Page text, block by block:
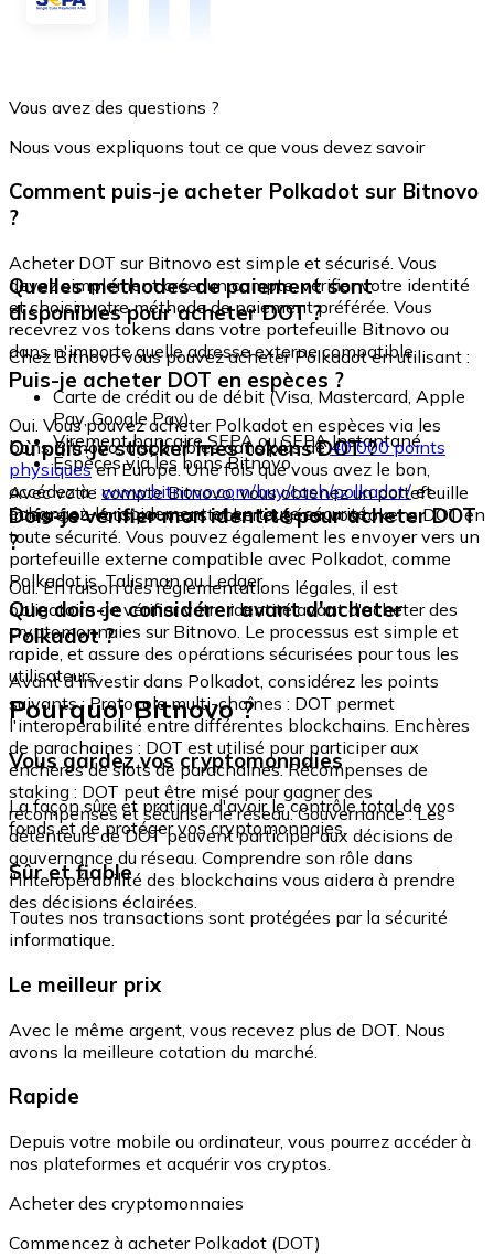
Vous avez des questions ?
Nous vous expliquons tout ce que vous devez savoir
Comment puis-je acheter Polkadot sur Bitnovo
?
Acheter DOT sur Bitnovo est simple et sécurisé. Vous
devez simplement créer un compte, vérifier votre identité
et choisir votre méthode de paiement préférée. Vous
recevrez vos tokens dans votre portefeuille Bitnovo ou
dans n'importe quelle adresse externe compatible.
Quelles méthodes de paiement sont
disponibles pour acheter DOT ?
Chez Bitnovo vous pouvez acheter Polkadot en utilisant :
Carte de crédit ou de débit (Visa, Mastercard, Apple
Pay, Google Pay)
Virement bancaire SEPA ou SEPA Instantané
Espèces via les bons Bitnovo
Puis-je acheter DOT en espèces ?
Oui. Vous pouvez acheter Polkadot en espèces via les
bons Bitnovo, disponibles dans plus de40 000 points
physiquesen Europe. Une fois que vous avez le bon,
accédez à : www.bitnovo.com/buy/cash/polkadot/et
échangez-le rapidement et en toute sécurité.
Où puis-je stocker mes tokens DOT ?
Avec votre compte Bitnovo, vous obtenez un portefeuille
intégré où vous pouvez stocker et gérer vos tokens DOT en
toute sécurité. Vous pouvez également les envoyer vers un
portefeuille externe compatible avec Polkadot, comme
Polkadot.js, Talisman ou Ledger.
Dois-je vérifier mon identité pour acheter DOT
?
Oui. En raison des réglementations légales, il est
obligatoire de vérifier votre identité avant d'acheter des
cryptomonnaies sur Bitnovo. Le processus est simple et
rapide, et assure des opérations sécurisées pour tous les
utilisateurs.
Que dois-je considérer avant d'acheter
Polkadot ?
Avant d'investir dans Polkadot, considérez les points
suivants : Protocole multi-chaînes : DOT permet
l'interopérabilité entre différentes blockchains. Enchères
de parachaines : DOT est utilisé pour participer aux
enchères de slots de parachaines. Récompenses de
staking : DOT peut être misé pour gagner des
récompenses et sécuriser le réseau. Gouvernance : Les
détenteurs de DOT peuvent participer aux décisions de
gouvernance du réseau. Comprendre son rôle dans
l'interopérabilité des blockchains vous aidera à prendre
des décisions éclairées.
Pourquoi Bitnovo ?
Vous gardez vos cryptomonnaies
La façon sûre et pratique d'avoir le contrôle total de vos
fonds et de protéger vos cryptomonnaies.
Sûr et fiable
Toutes nos transactions sont protégées par la sécurité
informatique.
Le meilleur prix
Avec le même argent, vous recevez plus de DOT. Nous
avons la meilleure cotation du marché.
Rapide
Depuis votre mobile ou ordinateur, vous pourrez accéder à
nos plateformes et acquérir vos cryptos.
Acheter des cryptomonnaies
Commencez à acheter Polkadot (DOT)